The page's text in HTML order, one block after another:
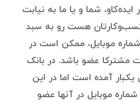
شما و یا ما به نیابت
کسب‌وکارتان هست رو به سبد
موبایل، ممکن است در
عضو باشد. در بانک
یکبار آمده است اما در این
موبایل در آنها عضو